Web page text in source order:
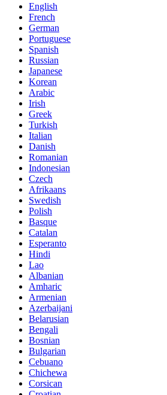
English
French
German
Portuguese
Spanish
Russian
Japanese
Korean
Arabic
Irish
Greek
Turkish
Italian
Danish
Romanian
Indonesian
Czech
Afrikaans
Swedish
Polish
Basque
Catalan
Esperanto
Hindi
Lao
Albanian
Amharic
Armenian
Azerbaijani
Belarusian
Bengali
Bosnian
Bulgarian
Cebuano
Chichewa
Corsican